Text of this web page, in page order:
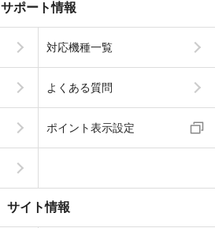
サポート情報
対応機種一覧
よくある質問
ポイント表示設定
サイト情報